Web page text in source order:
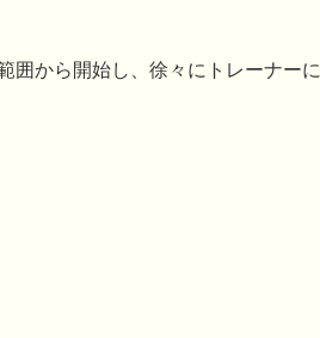
囲から開始し、徐々にトレーナーに